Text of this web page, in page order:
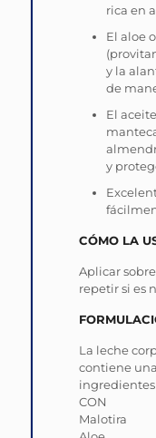
rica en
El aloe
y la
de
El
y
CÓMO LA
Aplicar
repetir si es
La leche
contiene
CON
Malotira